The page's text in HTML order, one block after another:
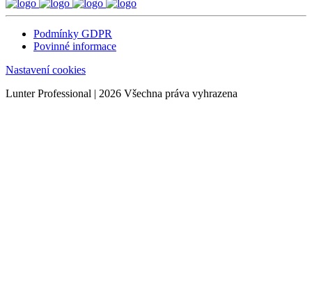
Podmínky GDPR
Povinné informace
Nastavení cookies
Lunter Professional | 2026 Všechna práva vyhrazena